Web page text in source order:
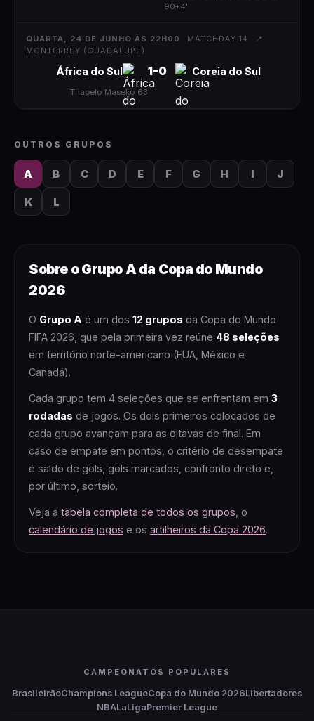
90+4'
QUARTA, 24 DE JUNHO ÀS 22H00 MATCHDAY 14
📍
MONTERREY (GUADALUPE)
África do Sul 1–0 Coreia do Sul
Thapelo Maseko 63'
OUTROS GRUPOS
A B C D E F G H I J
K L
Sobre oGrupo Ada Copa do Mundo
2026
O Grupo A é um dos 12 grupos da Copa do Mundo
FIFA 2026, que pela primeira vez reúne 48 seleções
em território norte-americano (EUA, México e
Canadá).
Cada grupo tem 4 seleções que se enfrentam em 3
rodadas de jogos. Os dois primeiros colocados de
cada grupo avançam para as oitavas de final. Em
caso de empate em pontos, o critério de desempate
é saldo de gols, gols marcados, confronto direto e,
por último, sorteio.
Veja a tabela completa de todos os grupos , o
calendário de jogos e os artilheiros da Copa 2026.
CAMPEONATOS POPULARES
BrasileirãoChampions LeagueCopa do Mundo 2026Libertadores
NBALaLigaPremier League